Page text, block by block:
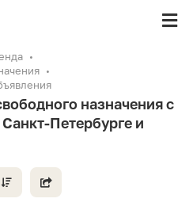
назначения с
Петербурге и